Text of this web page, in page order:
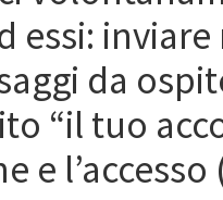
essi:
da
“il tuo
e